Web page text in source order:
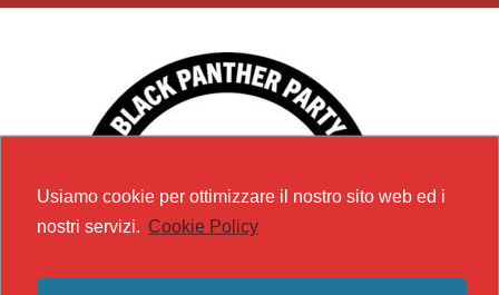
Usiamo cookie per ottimizzare il nostro sito web ed i
nostri servizi. Cookie Policy